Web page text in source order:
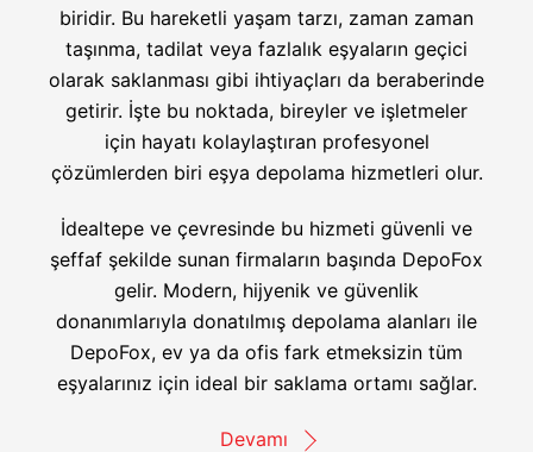
biridir. Bu hareketli yaşam tarzı, zaman zaman
taşınma, tadilat veya fazlalık eşyaların geçici
olarak saklanması gibi ihtiyaçları da beraberinde
getirir. İşte bu noktada, bireyler ve işletmeler
için hayatı kolaylaştıran profesyonel
çözümlerden biri eşya depolama hizmetleri olur.
İdealtepe ve çevresinde bu hizmeti güvenli ve
şeffaf şekilde sunan firmaların başında DepoFox
gelir. Modern, hijyenik ve güvenlik
donanımlarıyla donatılmış depolama alanları ile
DepoFox, ev ya da ofis fark etmeksizin tüm
eşyalarınız için ideal bir saklama ortamı sağlar.
Devamı